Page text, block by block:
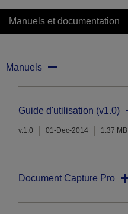
Manuels et documentation
Manuels
Guide d'utilisation (v1.0)
v.1.0 01-Dec-2014 1.37 MB
Document Capture Pro